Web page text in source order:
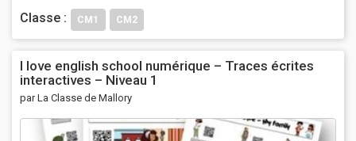
Classe :
CM1 CM2
I love english school numérique – Traces écrites
interactives – Niveau 1
par La Classe de Mallory